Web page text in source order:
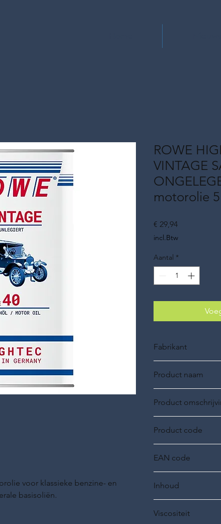
voor klassieke benzine- en
basisoliën.
ROWE
VINTAGE
motorolie
€ 29,94Prijs
incl.Btw
Aantal *
Fabrikant
Product naam
Product
Product code
EAN code
Inhoud
Viscositeit